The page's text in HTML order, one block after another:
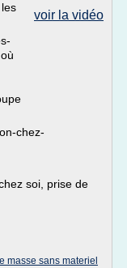
voir la vidéo
chez-
soi, prise de
masse sans materiel